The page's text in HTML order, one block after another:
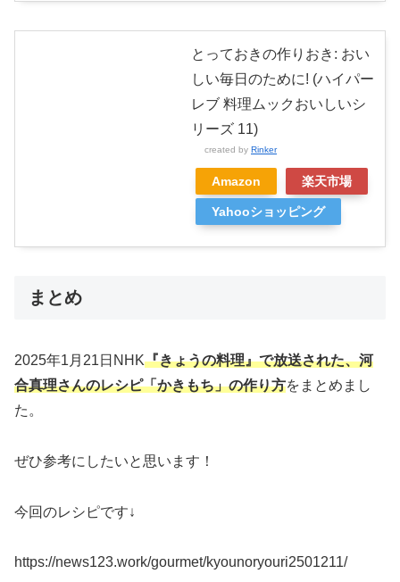
とっておきの作りおき: おい
しい毎日のために! (ハイパー
レブ 料理ムックおいしいシ
リーズ 11)
created by Rinker
Amazon 楽天市場
Yahooショッピング
まとめ
2025年1月21日NHK『きょうの料理』で放送された、河
合真理さんのレシピ「かきもち」の作り方をまとめまし
た。
ぜひ参考にしたいと思います！
今回のレシピです↓
https://news123.work/gourmet/kyounoryouri2501211/